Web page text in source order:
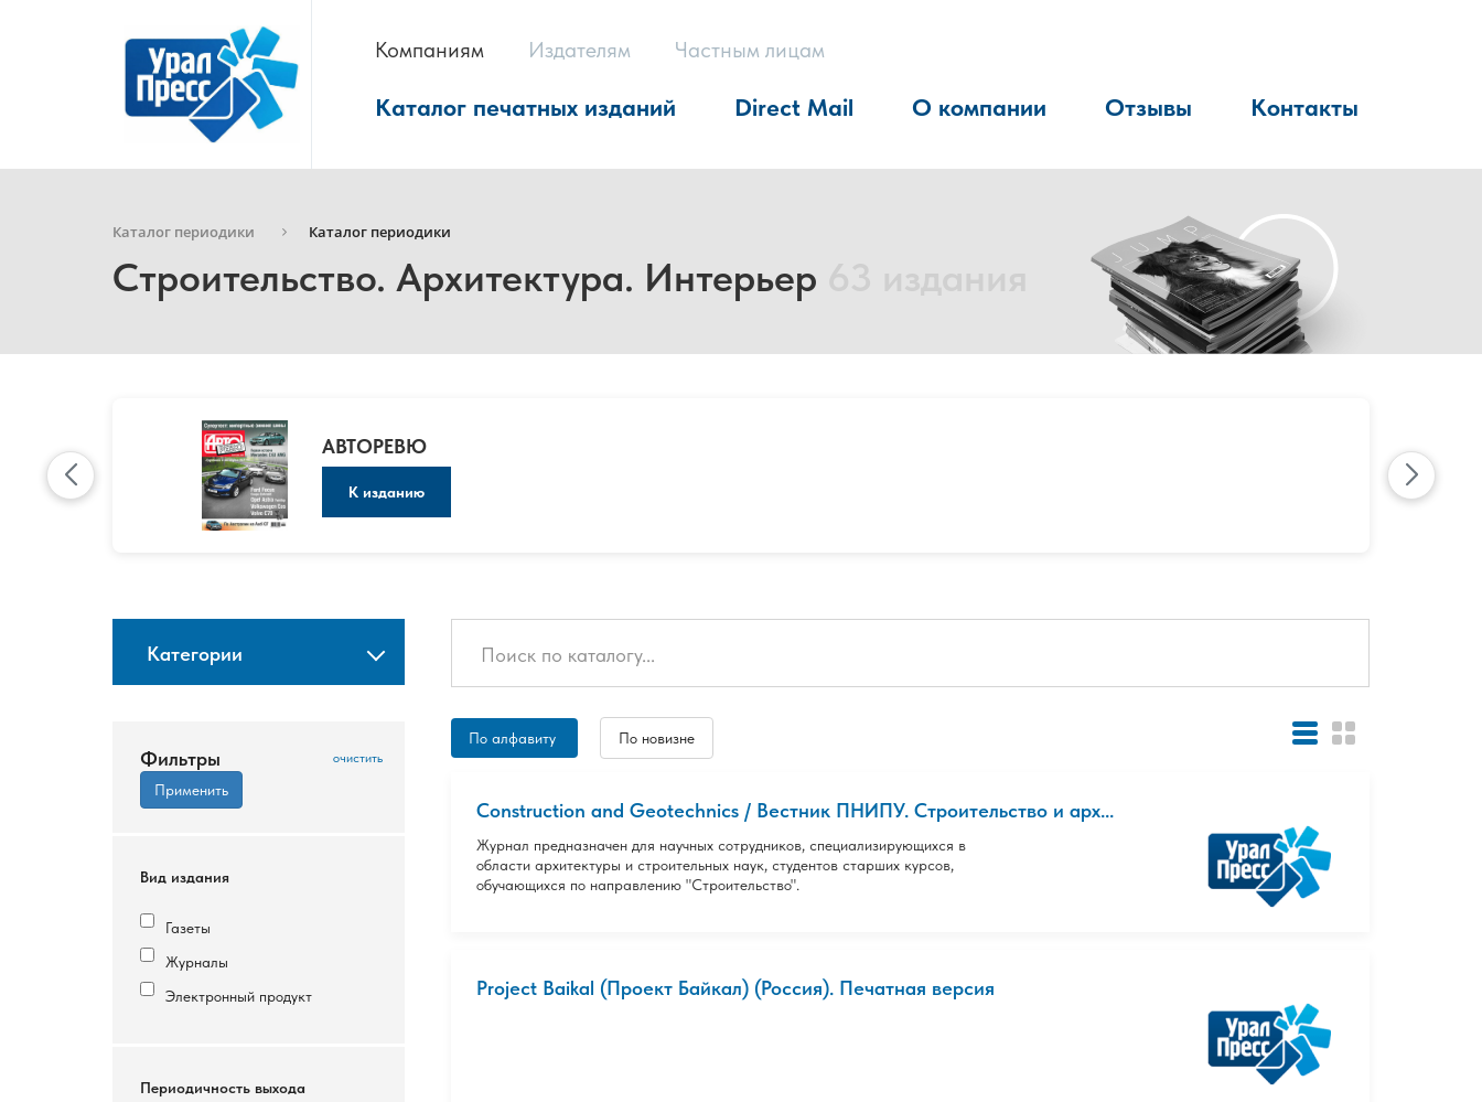
Компаниям Издателям Частным лицам
Каталог печатных изданий Direct Mail О компании Отзывы Контакты
Каталог периодики Каталог периодики
Строительство. Архитектура. Интерьер
АВТОРЕВЮ
К изданию
Категории
Фильтры
Вид издания
Газеты
Журналы
Электронный продукт
Периодичность выхода
По алфавиту По новизне
Construction and Geotechnics / Вестник ПНИПУ. Строительство и арх...
Журнал предназначен для научных сотрудников, специализирующихся в
области архитектуры и строительных наук, студентов старших курсов,
обучающихся по направлению "Строительство".
Project Baikal (Проект Байкал) (Россия). Печатная версия